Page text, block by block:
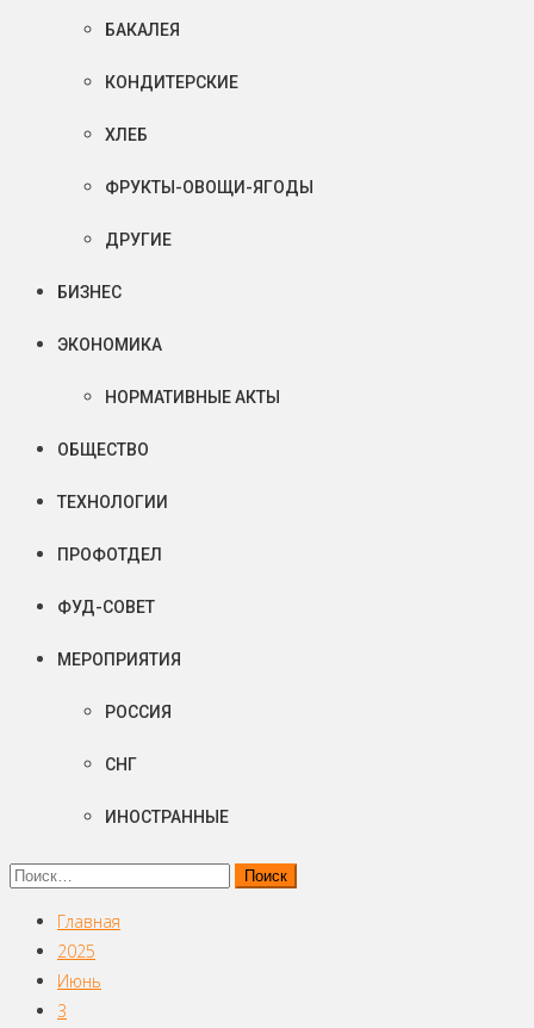
БАКАЛЕЯ
КОНДИТЕРСКИЕ
ХЛЕБ
ФРУКТЫ-ОВОЩИ-ЯГОДЫ
ДРУГИЕ
БИЗНЕС
ЭКОНОМИКА
НОРМАТИВНЫЕ АКТЫ
ОБЩЕСТВО
ТЕХНОЛОГИИ
ПРОФОТДЕЛ
ФУД-СОВЕТ
МЕРОПРИЯТИЯ
РОССИЯ
СНГ
ИНОСТРАННЫЕ
Найти:
Главная
2025
Июнь
3